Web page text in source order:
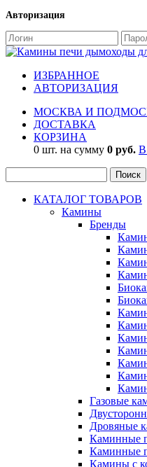
Авторизация
ИЗБРАННОЕ
АВТОРИЗАЦИЯ
МОСКВА И
ДОСТАВКА
КОРЗИНА
0 шт. на сумму 0 руб.
КАТАЛОГ ТОВАРОВ
Камины
Бренды
Газовые
Дровяные
Каминные
Каминные
Камины с